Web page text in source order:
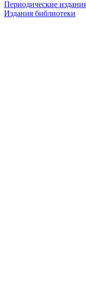
Периодические
Издания библиотеки